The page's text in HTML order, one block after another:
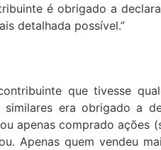
é obrigado a
detalhada possível.”
que tivesse
era obrigado a
apenas comprado ações
Apenas quem vendeu